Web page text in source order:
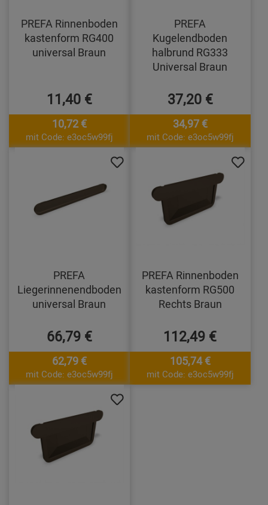
PREFA Rinnenboden
kastenform RG400
universal Braun
11,40 €
10,72 €
mit Code: e3oc5w99fj
PREFA
Kugelendboden
halbrund RG333
Universal Braun
37,20 €
34,97 €
mit Code: e3oc5w99fj
PREFA
Liegerinnenendboden
universal Braun
66,79 €
62,79 €
mit Code: e3oc5w99fj
PREFA Rinnenboden
kastenform RG500
Rechts Braun
112,49 €
105,74 €
mit Code: e3oc5w99fj